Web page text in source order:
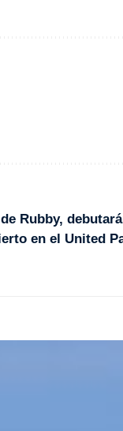
Rubby,
en el United